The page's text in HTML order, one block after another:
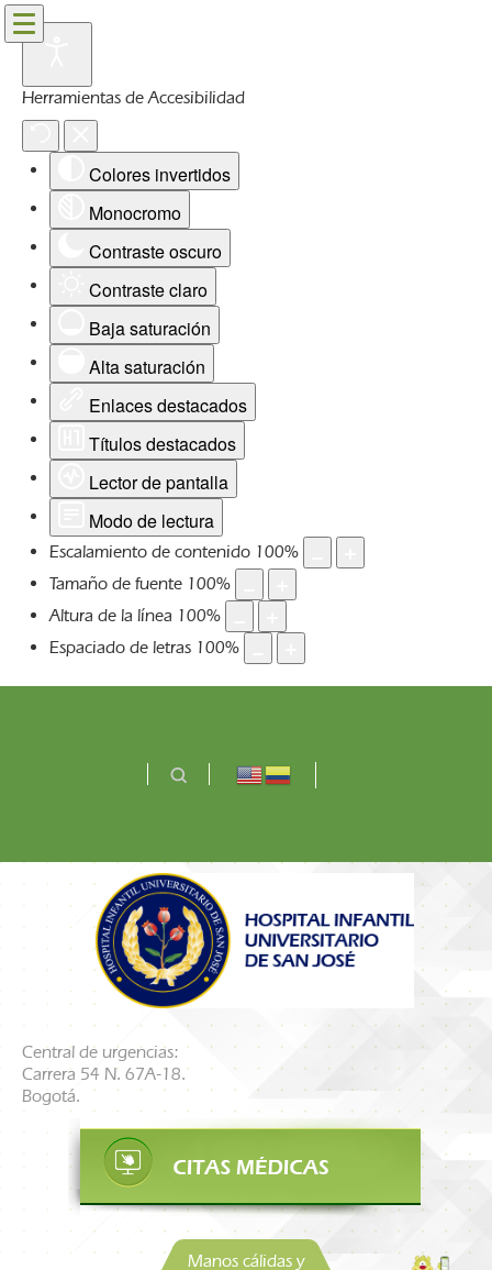
Herramientas de Accesibilidad
Colores invertidos
Monocromo
Contraste oscuro
Contraste claro
Baja saturación
Alta saturación
Enlaces destacados
Títulos destacados
Lector de pantalla
Modo de lectura
Escalamiento de contenido 100%
Tamaño de fuente 100%
Altura de la línea 100%
Espaciado de letras 100%
Central de urgencias:
Carrera 54 N. 67A-18.
Bogotá.
Manos cálidas y